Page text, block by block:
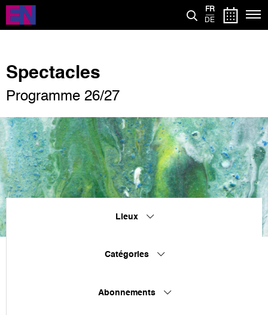
Aller
contenu
FR
DE
Spectacles
Programme 26/27
Lieux
Catégories
Abonnements